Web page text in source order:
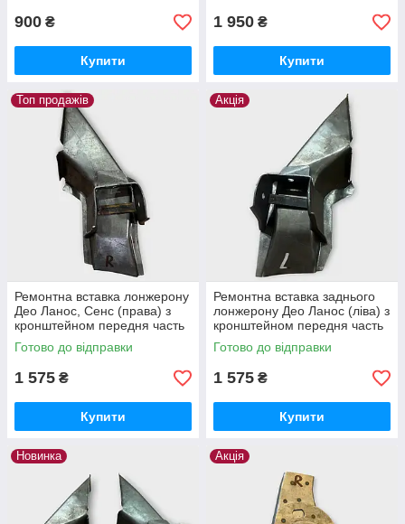
900 ₴
Купити
1 950 ₴
Купити
Топ продажів
Ремонтна вставка лонжерону
Део Ланос, Сенс (права) з
кронштейном передня часть
Готово до відправки
1 575 ₴
Купити
Акція
Ремонтна вставка заднього
лонжерону Део Ланос (ліва) з
кронштейном передня часть
Готово до відправки
1 575 ₴
Купити
Новинка Акція